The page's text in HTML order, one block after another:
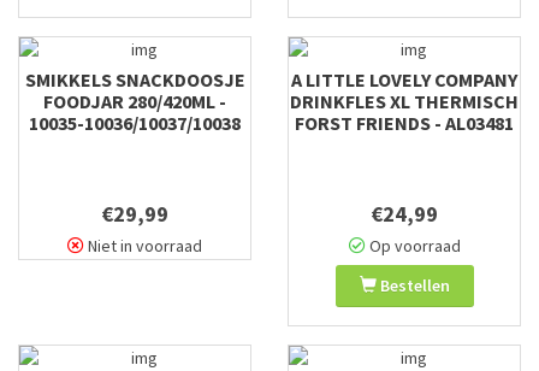
SMIKKELS SNACKDOOSJE
FOODJAR 280/420ML -
10035-10036/10037/10038
€29,99
Niet in voorraad
A LITTLE LOVELY COMPANY
DRINKFLES XL THERMISCH
FORST FRIENDS - AL03481
€24,99
Op voorraad
Bestellen